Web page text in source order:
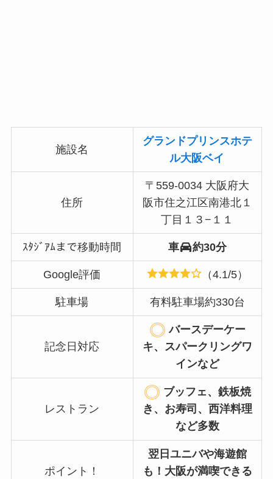
施設名
グランドプリンスホテ
ル大阪ベイ
住所
〒559-0034 大阪府大
阪市住之江区南港北１
丁目１３−１１
ｽﾀｼﾞｱﾑまで移動時間 車 約30分
Google評価 （4.1/5）
駐車場 有料駐車場約330台
記念日対応
バースデーケー
キ、スパークリングワ
インなど
レストラン
ブッフェ、鉄板焼
き、お寿司、西洋料理
など多数
ポイント！
翌日ユニバや海遊館
も！大阪が満喫できる